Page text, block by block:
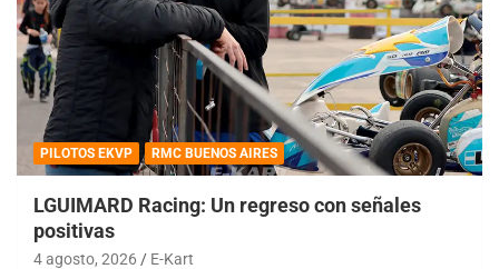
PILOTOS EKVP RMC BUENOS AIRES
LGUIMARD Racing: Un regreso con señales
positivas
4 agosto, 2026 E-Kart